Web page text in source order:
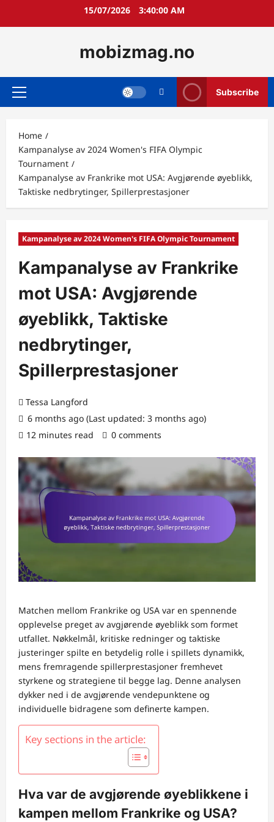
15/07/2026 3:40:01 AM
mobizmag.no
Primary
Subscribe
Home
Kampanalyse av 2024 Women's FIFA Olympic
Tournament
Kampanalyse av Frankrike mot USA: Avgjørende øyeblikk,
Taktiske nedbrytinger, Spillerprestasjoner
Kampanalyse av 2024 Women's FIFA Olympic Tournament
Kampanalyse av Frankrike
mot USA: Avgjørende
øyeblikk, Taktiske
nedbrytinger,
Spillerprestasjoner
Tessa Langford
6 months ago (Last updated: 3 months ago)
12 minutes read
0 comments
Matchen mellom Frankrike og USA var en spennende
opplevelse preget av avgjørende øyeblikk som formet
utfallet. Nøkkelmål, kritiske redninger og taktiske
justeringer spilte en betydelig rolle i spillets dynamikk,
mens fremragende spillerprestasjoner fremhevet
styrkene og strategiene til begge lag. Denne analysen
dykker ned i de avgjørende vendepunktene og
individuelle bidragene som definerte kampen.
Key sections in the article:
Hva var de avgjørende øyeblikkene i
kampen mellom Frankrike og USA?